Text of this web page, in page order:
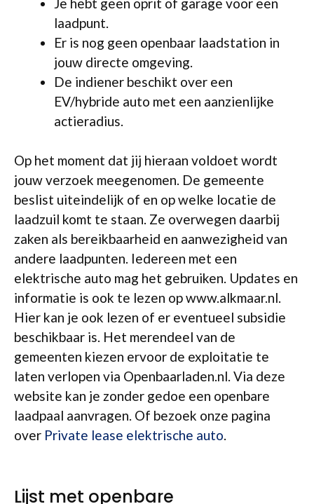
laadpunt.
Er is nog geen openbaar laadstation in
jouw directe omgeving.
De indiener beschikt over een
EV/hybride auto met een aanzienlijke
actieradius.
Op het moment dat jij hieraan voldoet wordt
jouw verzoek meegenomen. De gemeente
beslist uiteindelijk of en op welke locatie de
laadzuil komt te staan. Ze overwegen daarbij
zaken als bereikbaarheid en aanwezigheid van
andere laadpunten. Iedereen met een
elektrische auto mag het gebruiken. Updates en
informatie is ook te lezen op www.alkmaar.nl.
Hier kan je ook lezen of er eventueel subsidie
beschikbaar is. Het merendeel van de
gemeenten kiezen ervoor de exploitatie te
laten verlopen via Openbaarladen.nl. Via deze
website kan je zonder gedoe een openbare
laadpaal aanvragen. Of bezoek onze pagina
over Private lease elektrische auto.
Lijst met openbare